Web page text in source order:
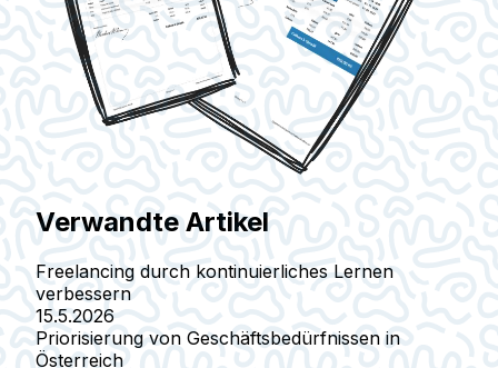
Verwandte Artikel
Freelancing durch kontinuierliches Lernen
verbessern
15.5.2026
Priorisierung von Geschäftsbedürfnissen in
Österreich